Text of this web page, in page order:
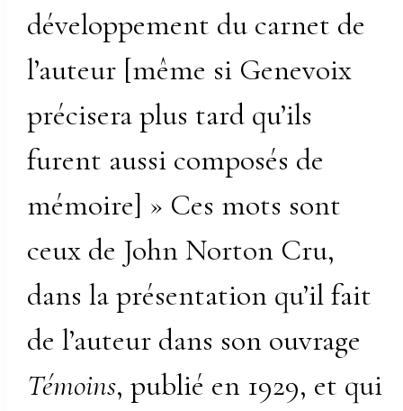
développement du carnet de
l’auteur [même si Genevoix
précisera plus tard qu’ils
furent aussi composés de
mémoire] » Ces mots sont
ceux de John Norton Cru,
dans la présentation qu’il fait
de l’auteur dans son ouvrage
Témoins, publié en 1929, et qui